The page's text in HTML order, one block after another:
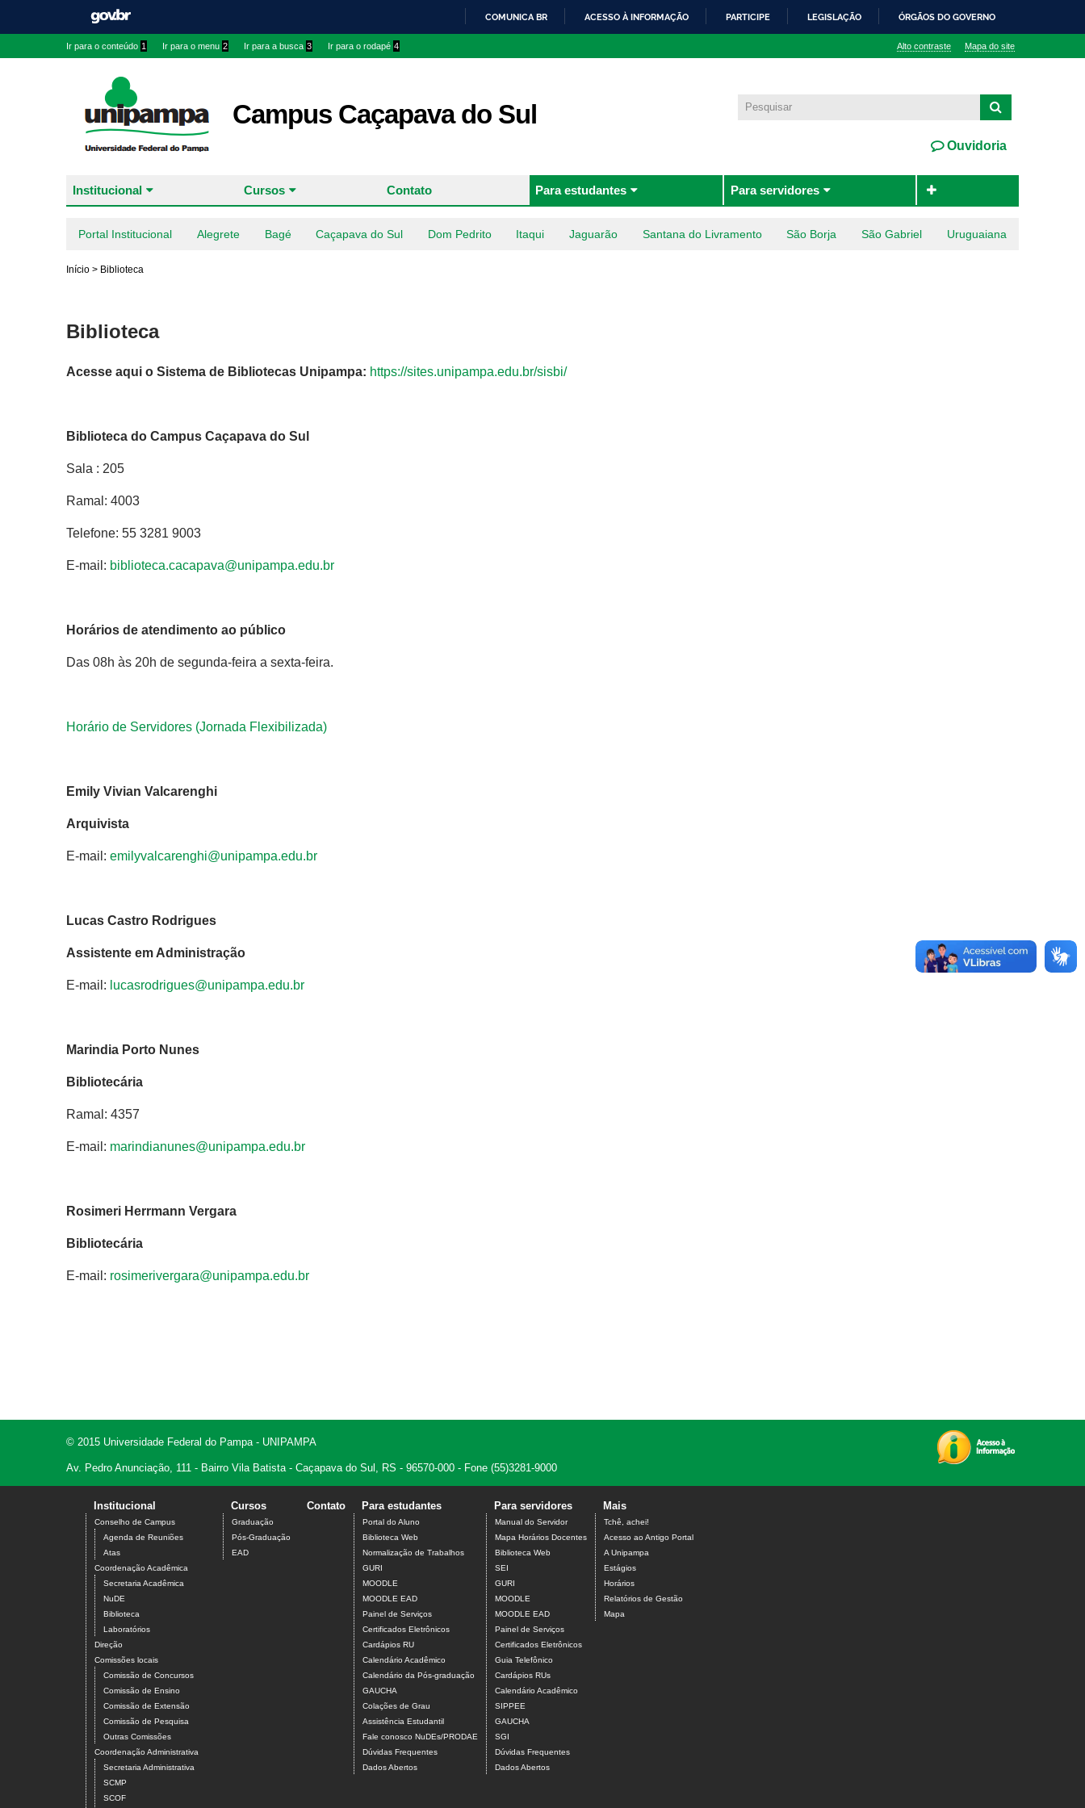
COMUNICA BR ACESSO À INFORMAÇÃO PARTICIPE LEGISLAÇÃO ÓRGÃOS DO GOVERNO
Ir para o conteúdo 1 Ir para o menu 2 Ir para a busca 3 Ir para o rodapé 4 Alto contraste Mapa do site
Campus Caçapava do Sul
Ouvidoria
Institucional Cursos Contato Para estudantes Para servidores
Portal Institucional Alegrete Bagé Caçapava do Sul Dom Pedrito Itaqui Jaguarão Santana do Livramento São Borja São Gabriel Uruguaiana
Início > Biblioteca
Biblioteca
Acesse aqui o Sistema de Bibliotecas Unipampa: https://sites.unipampa.edu.br/sisbi/
Biblioteca do Campus Caçapava do Sul
Sala : 205
Ramal: 4003
Telefone: 55 3281 9003
E-mail: biblioteca.cacapava@unipampa.edu.br
Horários de atendimento ao público
Das 08h às 20h de segunda-feira a sexta-feira.
Horário de Servidores (Jornada Flexibilizada)
Emily Vivian Valcarenghi
Arquivista
E-mail: emilyvalcarenghi@unipampa.edu.br
Lucas Castro Rodrigues
Assistente em Administração
E-mail: lucasrodrigues@unipampa.edu.br
Marindia Porto Nunes
Bibliotecária
Ramal: 4357
E-mail: marindianunes@unipampa.edu.br
Rosimeri Herrmann Vergara
Bibliotecária
E-mail: rosimerivergara@unipampa.edu.br
© 2015 Universidade Federal do Pampa - UNIPAMPA
Av. Pedro Anunciação, 111 - Bairro Vila Batista - Caçapava do Sul, RS - 96570-000 - Fone (55)3281-9000
Institucional
Conselho de Campus
Agenda de Reuniões
Atas
Coordenação Acadêmica
Secretaria Acadêmica
NuDE
Biblioteca
Laboratórios
Direção
Comissões locais
Comissão de Concursos
Comissão de Ensino
Comissão de Extensão
Comissão de Pesquisa
Outras Comissões
Coordenação Administrativa
Secretaria Administrativa
SCMP
SCOF
Cursos
Graduação
Pós-Graduação
EAD
Contato Para estudantes
Portal do Aluno
Biblioteca Web
Normalização de Trabalhos
GURI
MOODLE
MOODLE EAD
Painel de Serviços
Certificados Eletrônicos
Cardápios RU
Calendário Acadêmico
Calendário da Pós-graduação
GAUCHA
Colações de Grau
Assistência Estudantil
Fale conosco NuDEs/PRODAE
Dúvidas Frequentes
Dados Abertos
Para servidores
Manual do Servidor
Mapa Horários Docentes
Biblioteca Web
SEI
GURI
MOODLE
MOODLE EAD
Painel de Serviços
Certificados Eletrônicos
Guia Telefônico
Cardápios RUs
Calendário Acadêmico
SIPPEE
GAUCHA
SGI
Dúvidas Frequentes
Dados Abertos
Mais
Tchê, achei!
Acesso ao Antigo Portal
A Unipampa
Estágios
Horários
Relatórios de Gestão
Mapa